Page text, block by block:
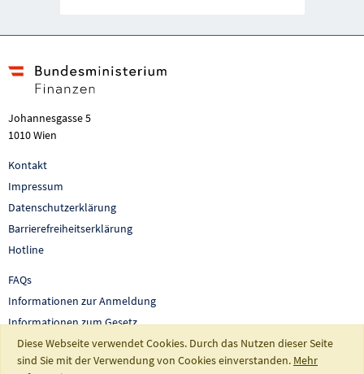
Johannesgasse 5
1010 Wien
Kontakt
Impressum
Datenschutzerklärung
Barrierefreiheitserklärung
Hotline
FAQs
Informationen zur Anmeldung
Informationen zum Gesetz
Auswertungen und Berichte
So fördert Österreich
Diese Webseite verwendet Cookies. Durch das Nutzen dieser Seite
sind Sie mit der Verwendung von Cookies einverstanden. Mehr